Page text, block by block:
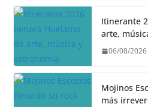
Itinerante
arte,
06/08/2026
Mojinos
más